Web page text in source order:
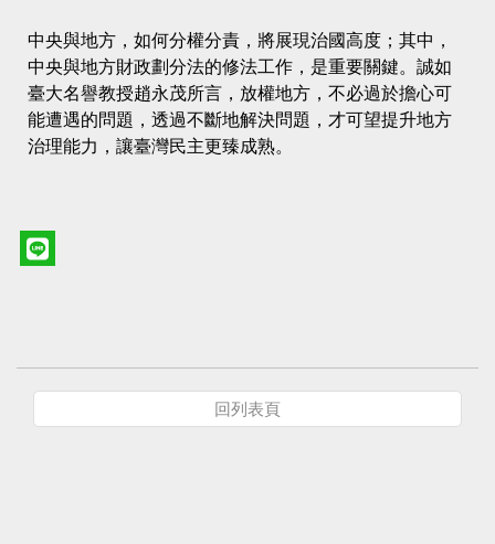
中央與地方，如何分權分責，將展現治國高度；其中，
中央與地方財政劃分法的修法工作，是重要關鍵。誠如
臺大名譽教授趙永茂所言，放權地方，不必過於擔心可
能遭遇的問題，透過不斷地解決問題，才可望提升地方
治理能力，讓臺灣民主更臻成熟。
回列表頁